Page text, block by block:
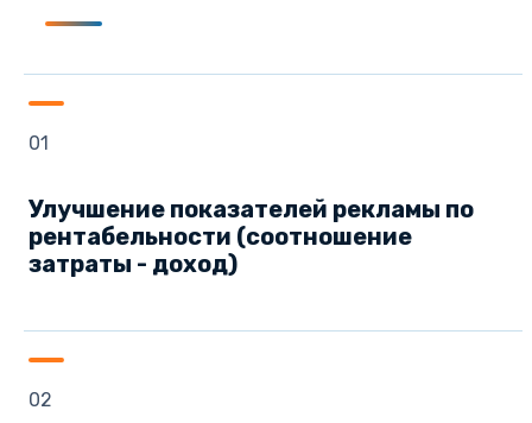
01
Улучшение показателей рекламы по
рентабельности (соотношение
затраты - доход)
02